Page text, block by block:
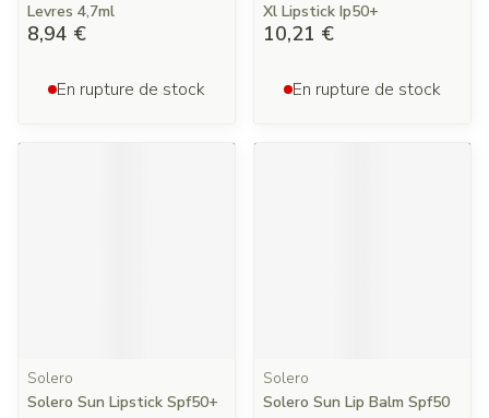
Levres 4,7ml
8,94 €
En rupture de stock
Xl Lipstick Ip50+
10,21 €
En rupture de stock
Solero
Solero Sun Lipstick Spf50+
Solero
Solero Sun Lip Balm Spf50